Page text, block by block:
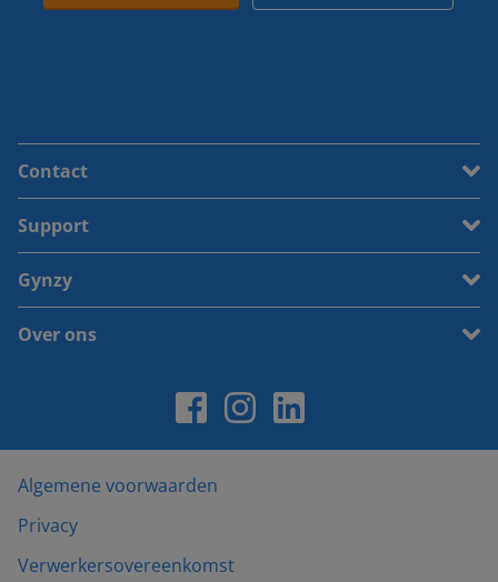
Contact
Support
Gynzy
Over ons
Algemene voorwaarden
Privacy
Verwerkersovereenkomst